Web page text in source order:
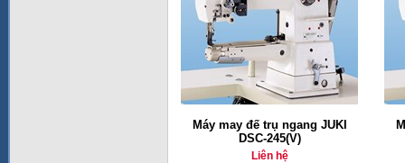
Máy may đế trụ ngang JUKI
DSC-245(V)
Liên hệ